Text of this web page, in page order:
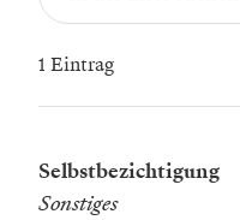
1 Eintrag
Selbstbezichtigung
Sonstiges